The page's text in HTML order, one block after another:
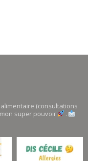
(consultations
mon super pouvoir
.